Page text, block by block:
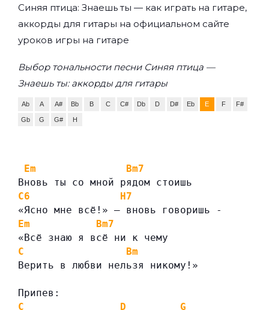
Синяя птица: Знаешь ты — как играть на гитаре,
аккорды для гитары на официальном сайте
уроков игры на гитаре
Выбор тональности песни Синяя птица —
Знаешь ты: аккорды для гитары
Ab A A# Bb B C C# Db D D# Eb E F F#
Gb G G# H
Em
Bm7
Вновь ты со мной рядом стоишь
C6
H7
«Ясно мне всё!» — вновь говоришь -
Em
Bm7
«Всё знаю я всё ни к чему
C
Bm
Верить в любви нельзя никому!»
Припев:
C
D
G